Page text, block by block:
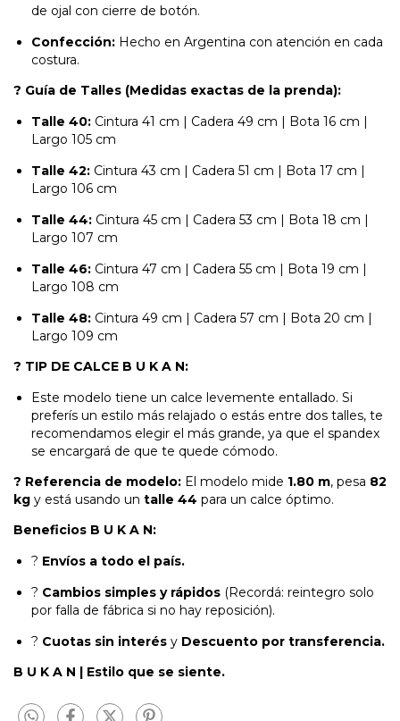
de ojal con cierre de botón.
Confección: Hecho en Argentina con atención en cada
costura.
? Guía de Talles (Medidas exactas de la prenda):
Talle 40: Cintura 41 cm | Cadera 49 cm | Bota 16 cm |
Largo 105 cm
Talle 42: Cintura 43 cm | Cadera 51 cm | Bota 17 cm |
Largo 106 cm
Talle 44: Cintura 45 cm | Cadera 53 cm | Bota 18 cm |
Largo 107 cm
Talle 46: Cintura 47 cm | Cadera 55 cm | Bota 19 cm |
Largo 108 cm
Talle 48: Cintura 49 cm | Cadera 57 cm | Bota 20 cm |
Largo 109 cm
? TIP DE CALCE B U K A N:
Este modelo tiene un calce levemente entallado. Si
preferís un estilo más relajado o estás entre dos talles, te
recomendamos elegir el más grande, ya que el spandex
se encargará de que te quede cómodo.
? Referencia de modelo: El modelo mide 1.80 m, pesa 82
kg y está usando un talle 44 para un calce óptimo.
Beneficios B U K A N:
? Envíos a todo el país.
? Cambios simples y rápidos (Recordá: reintegro solo
por falla de fábrica si no hay reposición).
? Cuotas sin interés y Descuento por transferencia.
B U K A N | Estilo que se siente.